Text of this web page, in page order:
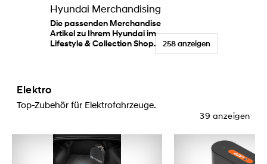
Hyundai Merchandising
Die passenden Merchandise
Artikel zu Ihrem Hyundai im
Lifestyle & Collection Shop.
258 anzeigen
Elektro
Top-Zubehör für Elektrofahrzeuge.
39 anzeigen